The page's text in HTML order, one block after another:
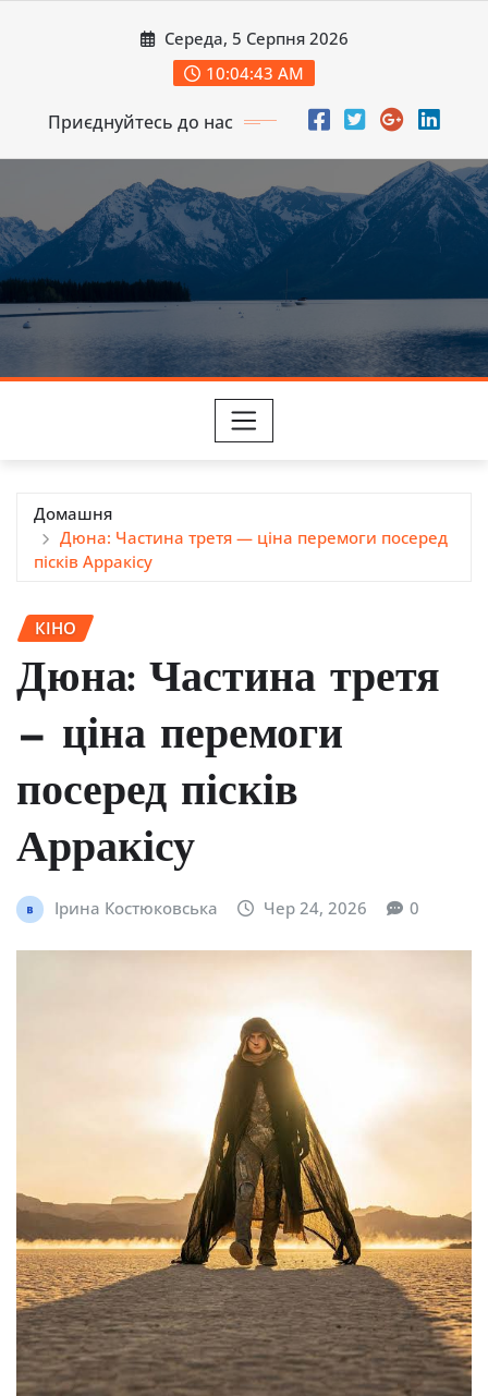
Середа, 5 Серпня 2026
10:04:45 AM
Приєднуйтесь до нас
Домашня
Дюна: Частина третя — ціна перемоги посеред
пісків Арракісу
КІНО
Дюна: Частина третя
— ціна перемоги
посеред пісків
Арракісу
Ірина Костюковська Чер 24, 2026 0